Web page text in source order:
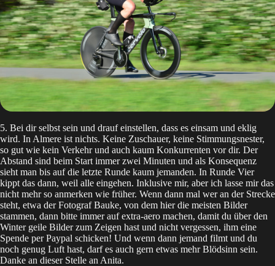
5. Bei dir selbst sein und drauf einstellen, dass es einsam und eklig
wird. In Almere ist nichts. Keine Zuschauer, keine Stimmungsnester,
so gut wie kein Verkehr und auch kaum Konkurrenten vor dir. Der
Abstand sind beim Start immer zwei Minuten und als Konsequenz
sieht man bis auf die letzte Runde kaum jemanden. In Runde Vier
kippt das dann, weil alle eingehen. Inklusive mir, aber ich lasse mir das
nicht mehr so anmerken wie früher. Wenn dann mal wer an der Strecke
steht, etwa der Fotograf Bauke, von dem hier die meisten Bilder
stammen, dann bitte immer auf extra-aero machen, damit du über den
Winter geile Bilder zum Zeigen hast und nicht vergessen, ihm eine
Spende per Paypal schicken! Und wenn dann jemand filmt und du
noch genug Luft hast, darf es auch gern etwas mehr Blödsinn sein.
Danke an dieser Stelle an Anita.